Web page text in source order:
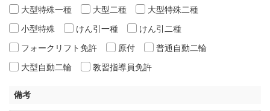
大型特殊一種
大型二種
大型特殊二種
小型特殊
けん引一種
けん引二種
フォークリフト免許
原付
普通自動二輪
大型自動二輪
教習指導員免許
備考